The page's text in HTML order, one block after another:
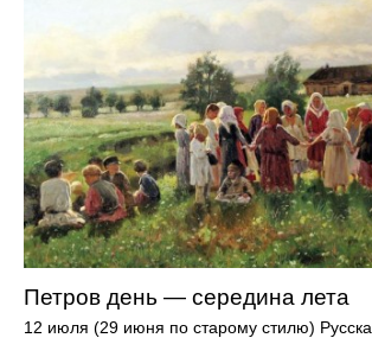
Петров день — середина лета
12 июля (29 июня по старому стилю)